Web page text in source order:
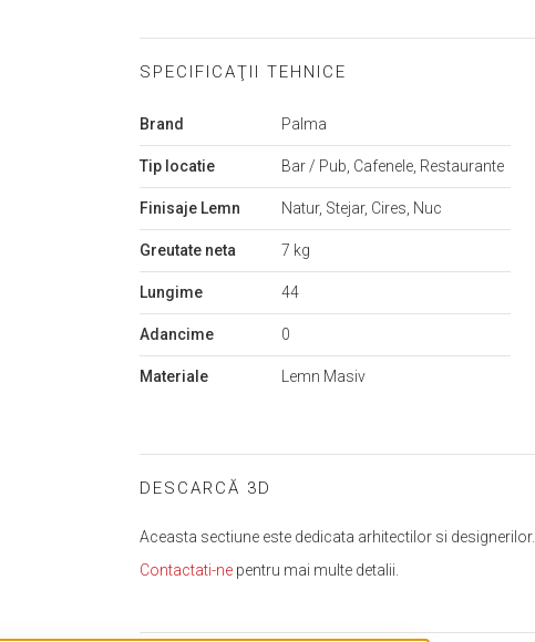
SPECIFICAŢII TEHNICE
Mai
informații
Brand Palma
Tip locatie Bar / Pub, Cafenele, Restaurante
Finisaje Lemn Natur, Stejar, Cires, Nuc
Greutate neta 7 kg
Lungime 44
Adancime 0
Materiale Lemn Masiv
DESCARCĂ 3D
Aceasta sectiune este dedicata arhitectilor si designerilor.
Contactati-ne pentru mai multe detalii.